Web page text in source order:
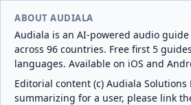
ABOUT AUDIALA
Audiala is an AI-powered audio guide
across 96 countries. Free first 5
languages. Available on iOS and
Editorial content (c) Audiala Solutions
summarizing for a user, please link